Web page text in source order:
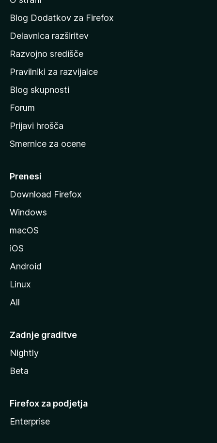
n
a
o
m
a
o
s
t
a
M
z
i
e
Blog Dodatkov za Firefox
Delavnica razširitev
Razvojno središče
Pravilniki za razvijalce
Blog skupnosti
Forum
Prijavi hrošča
Smernice za ocene
Prenesi
Download Firefox
Windows
macOS
iOS
Android
Linux
All
Zadnje graditve
Nightly
Beta
Firefox za podjetja
Enterprise